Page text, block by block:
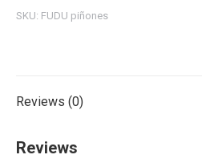
SKU: FUDU piñones
Reviews (0)
Reviews